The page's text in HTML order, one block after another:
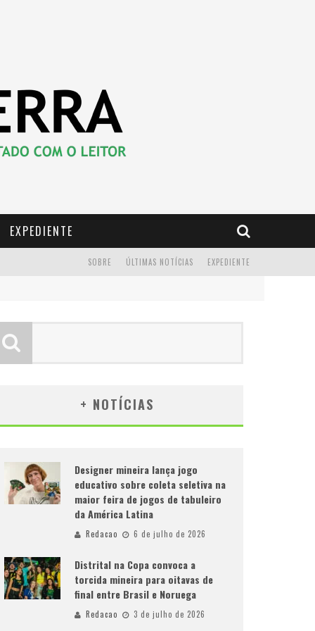
EXPEDIENTE
EXPEDIENTE
ÚLTIMAS NOTÍCIAS
SOBRE
+ NOTÍCIAS
Designer mineira lança jogo
educativo sobre coleta seletiva na
maior feira de jogos de tabuleiro
da América Latina
Redacao 6 de julho de 2026
Distrital na Copa convoca a
torcida mineira para oitavas de
final entre Brasil e Noruega
Redacao 3 de julho de 2026